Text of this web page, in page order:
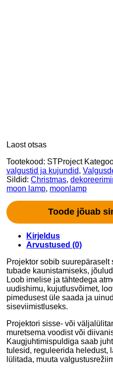
Laost otsas
Tootekood: STProject
valgustid ja kujundid,
Sildid: Christmas,
moon lamp, moonlamp
Toode jõuab
Kirjeldus
Arvustused (0)
Projektor sobib
tubade kaunistamiseks,
Loob imelise ja tähtedega
uudishimu, kujutlusvõimet,
pimedusest üle saada ja
siseviimistluseks.
Projektori sisse- või
muretsema voodist või
Kaugjuhtimispuldiga saab
tulesid, reguleerida heledust,
lülitada, muuta